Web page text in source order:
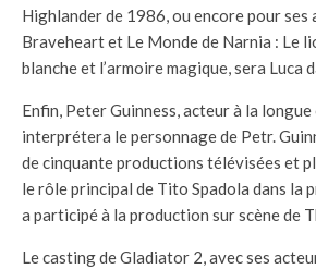
Highlander de 1986, ou encore pour ses
Braveheart et Le Monde de Narnia : Le
blanche et l’armoire magique, sera Luca
Enfin, Peter Guinness, acteur à la
interprétera le personnage de Petr.
de cinquante productions télévisées et
le rôle principal de Tito Spadola dans la
a participé à la production sur scène de
Le casting de Gladiator 2, avec ses